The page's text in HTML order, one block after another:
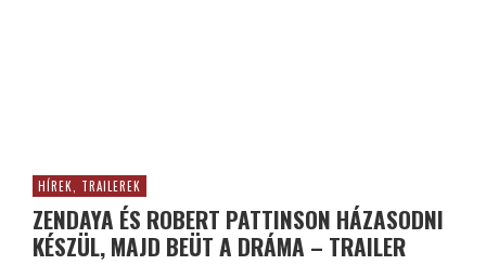
HÍREK, TRAILEREK
ZENDAYA ÉS ROBERT PATTINSON HÁZASODNI
KÉSZÜL, MAJD BEÜT A DRÁMA – TRAILER